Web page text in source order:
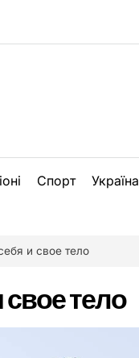
Спорт Україна
и свое тело
тело